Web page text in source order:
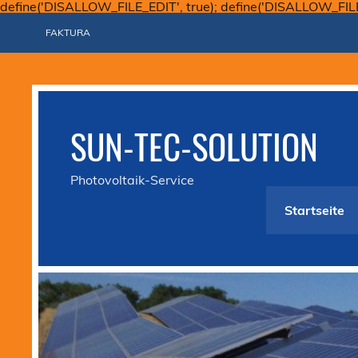
define('DISALLOW_FILE_EDIT', true);
FAKTURA
SUN-TEC-SOLUTION
Photovoltaik-Service
Startseite